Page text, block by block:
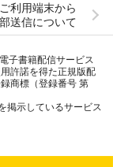
利用端末から
送信について
子書籍配信サービス
許諾を得た正規版配
商標（登録番号 第
掲示しているサービス